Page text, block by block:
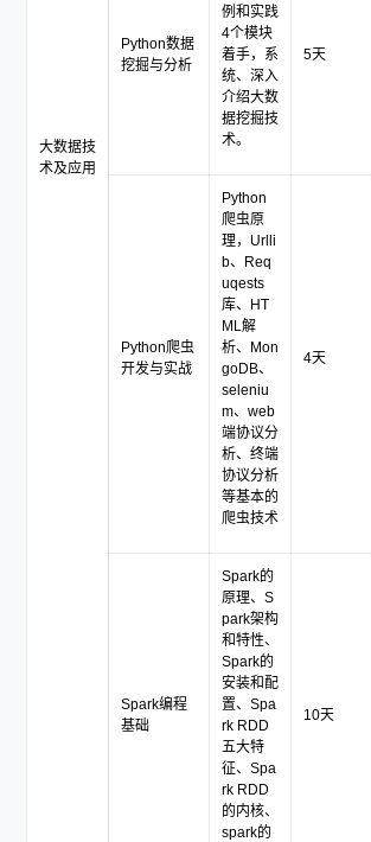
大数据技
术及应用
Python数据
挖掘与分析
例和实践
4个模块
着手，系
统、深入
介绍大数
据挖掘技
术。
5天
Python爬虫
开发与实战
Python
爬虫原
理，Urlli
b、Req
uqests
库、HT
ML解
析、Mon
goDB、
seleniu
m、web
端协议分
析、终端
协议分析
等基本的
爬虫技术
4天
Spark编程
基础
Spark的
原理、S
park架构
和特性、
Spark的
安装和配
置、Spa
rk RDD
五大特
征、Spa
rk RDD
的内核、
spark的
10天